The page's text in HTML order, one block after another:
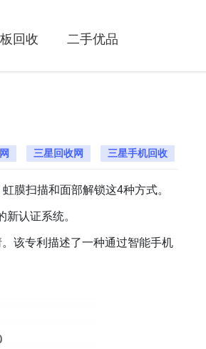
回收 二手优品
三星回收网 三星手机回收
膜扫描和面部解锁这4种方式。
认证系统。
该专利描述了一种通过智能手机